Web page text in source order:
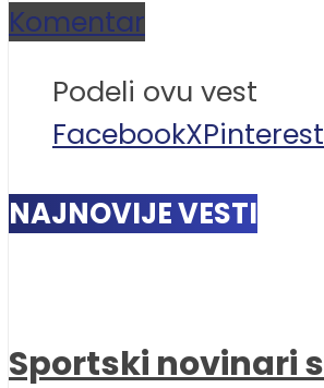
Komentar
Podeli ovu vest
FacebookXPinterest
NAJNOVIJE VESTI
Sportski novinari